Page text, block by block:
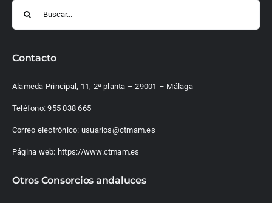
Buscar:
Contacto
Alameda Principal, 11, 2ª planta – 29001 – Málaga
Teléfono:955 038 665
Correo electrónico: usuarios@ctmam.es
Página web: https://www.ctmam.es
Otros Consorcios andaluces